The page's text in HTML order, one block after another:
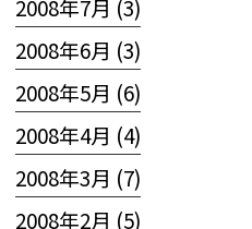
2008年7月 (3)
2008年6月 (3)
2008年5月 (6)
2008年4月 (4)
2008年3月 (7)
2008年2月 (5)